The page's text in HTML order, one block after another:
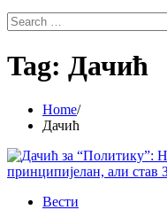
Search
for:
Tag: Дачић
Home
Дачић
Вести